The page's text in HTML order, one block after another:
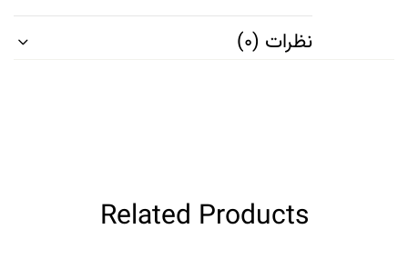
نظرات (0)
Related Products